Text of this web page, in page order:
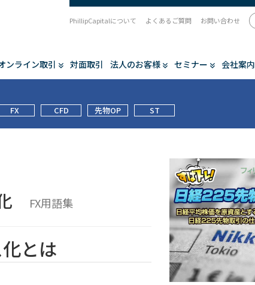
ンライン取引 対面取引 法人のお客様 セミナー 会社案内
PhillipCapitalについて よくあるご質問
お問い合わせ
FX CFD 先物OP ST
FX用語集
とは